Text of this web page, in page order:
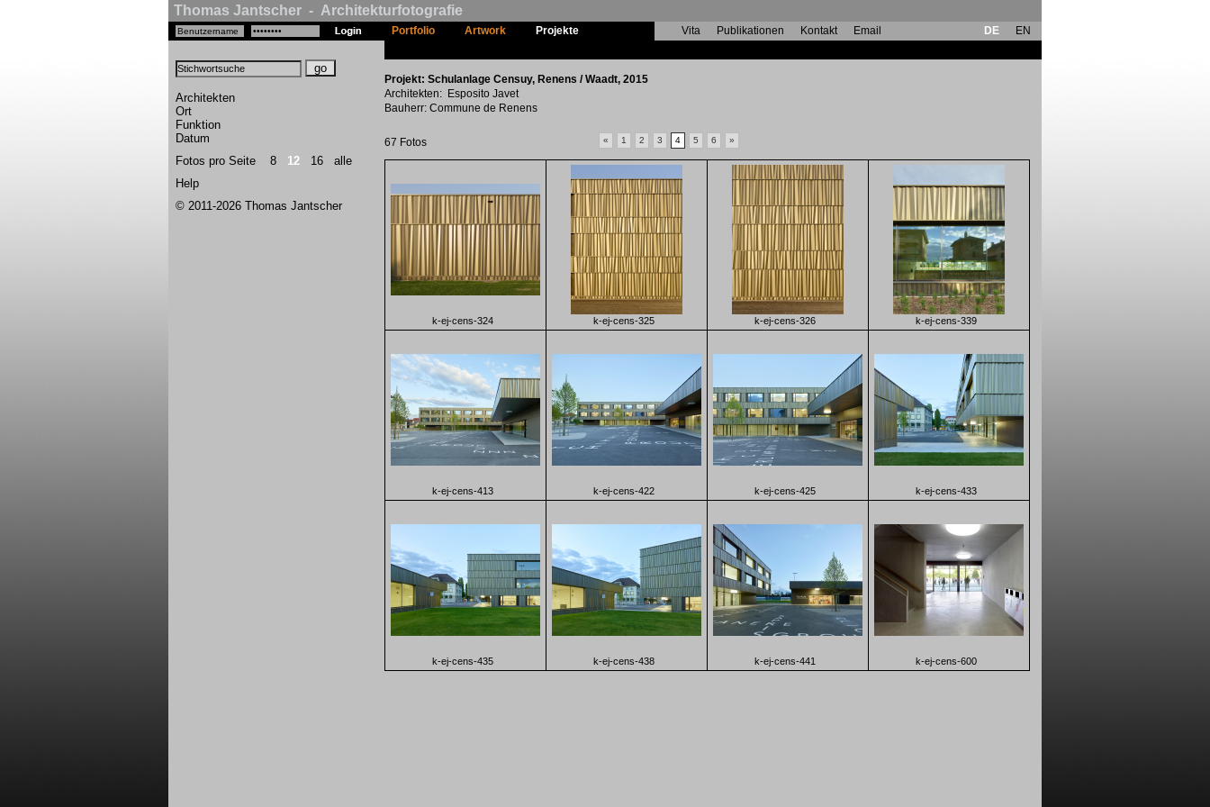
Thomas Jantscher - Architekturfotografie
Architekten
Ort
Funktion
Datum
Fotos pro Seite 8 12 16
alle
Help
© 2011-2026 Thomas Jantscher
Portfolio Artwork Projekte Vita Publikationen Kontakt Email DE
EN
Projekt: Schulanlage Censuy, Renens / Waadt, 2015
Architekten: Esposito Javet
Bauherr: Commune de Renens
67 Fotos « 1 2 3 4 5 6 »
k-ej-cens-324 k-ej-cens-325 k-ej-cens-326 k-ej-cens-339
k-ej-cens-413 k-ej-cens-422 k-ej-cens-425 k-ej-cens-433
k-ej-cens-435 k-ej-cens-438 k-ej-cens-441 k-ej-cens-600